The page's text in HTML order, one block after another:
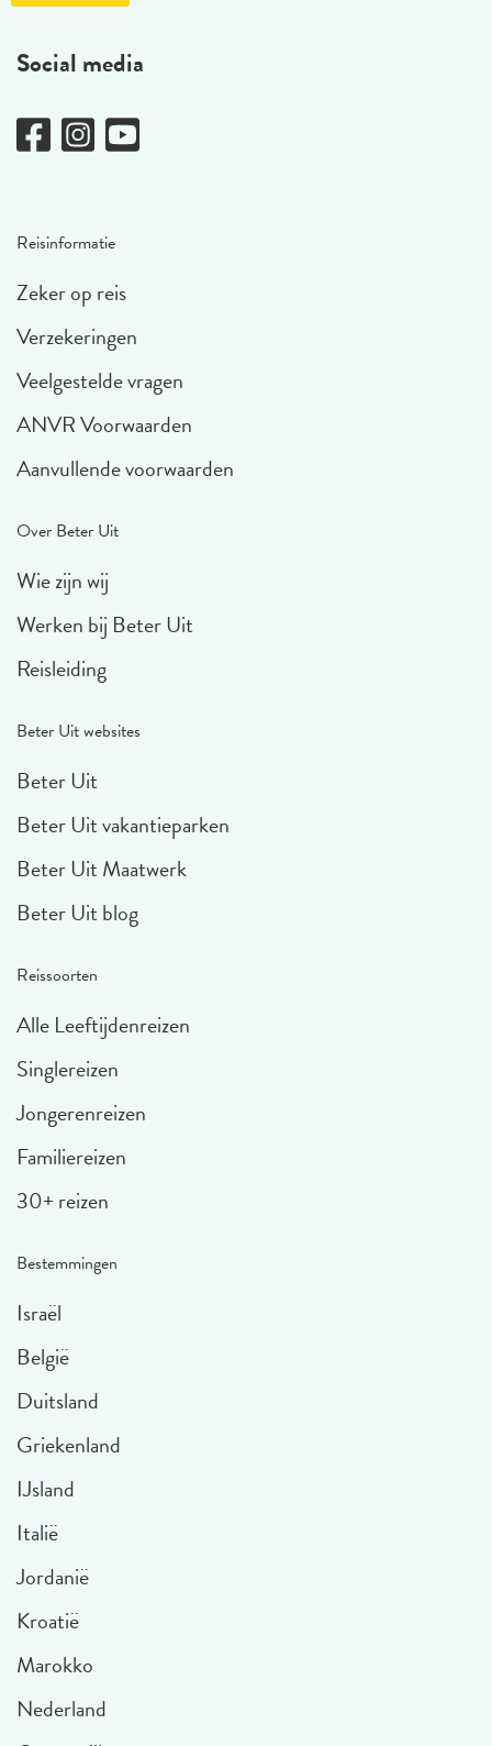
Social media
Reisinformatie
Zeker op reis
Verzekeringen
Veelgestelde vragen
ANVR Voorwaarden
Aanvullende voorwaarden
Over Beter Uit
Wie zijn wij
Werken bij Beter Uit
Reisleiding
Beter Uit websites
Beter Uit
Beter Uit vakantieparken
Beter Uit Maatwerk
Beter Uit blog
Reissoorten
Alle Leeftijdenreizen
Singlereizen
Jongerenreizen
Familiereizen
30+ reizen
Bestemmingen
Israël
België
Duitsland
Griekenland
IJsland
Italië
Jordanië
Kroatië
Marokko
Nederland